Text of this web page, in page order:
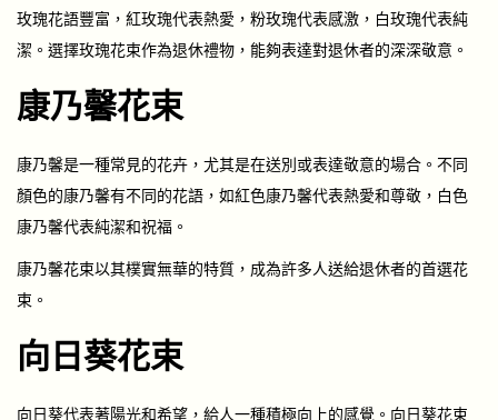
玫瑰花語豐富，紅玫瑰代表熱愛，粉玫瑰代表感激，白玫瑰代表純
潔。選擇玫瑰花束作為退休禮物，能夠表達對退休者的深深敬意。
康乃馨花束
康乃馨是一種常見的花卉，尤其是在送別或表達敬意的場合。不同
顏色的康乃馨有不同的花語，如紅色康乃馨代表熱愛和尊敬，白色
康乃馨代表純潔和祝福。
康乃馨花束以其樸實無華的特質，成為許多人送給退休者的首選花
束。
向日葵花束
向日葵代表著陽光和希望，給人一種積極向上的感覺。向日葵花束